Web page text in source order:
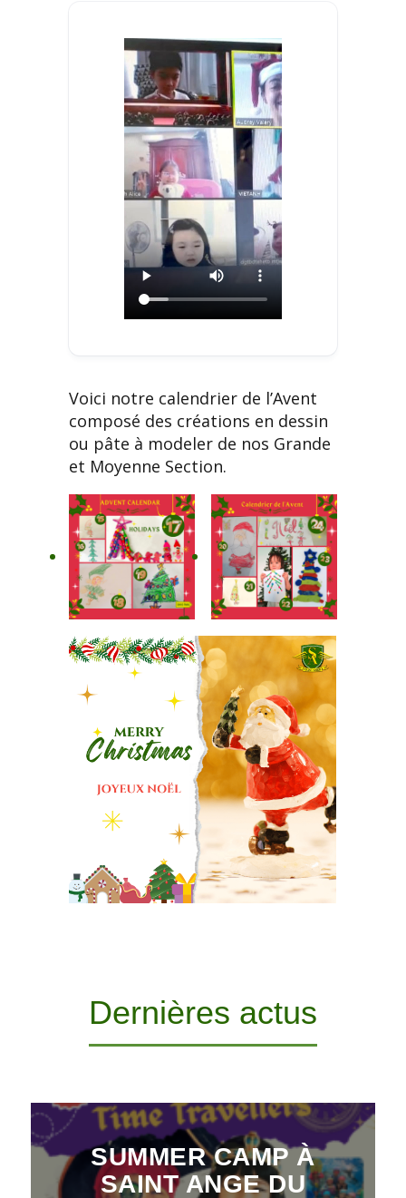
Voici notre calendrier de l’Avent
composé des créations en dessin
ou pâte à modeler de nos Grande
et Moyenne Section.
Dernières actus
SUMMER CAMP À
SAINT ANGE DU